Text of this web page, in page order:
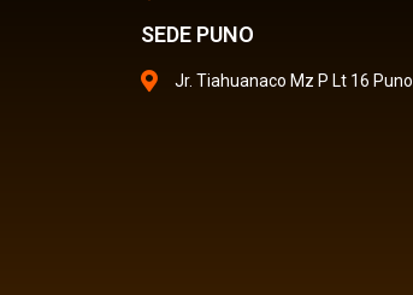
SEDE PUNO
Jr. Tiahuanaco Mz P Lt 16 Puno